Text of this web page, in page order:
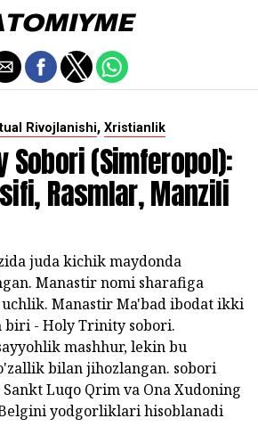
Rivojlanishi, Xristianlik
Sobori (Simferopol):
Rasmlar, Manzili
juda kichik maydonda
Manastir nomi sharafiga
Manastir Ma'bad ibodat ikki
biri - Holy Trinity sobori.
mashhur, lekin bu
bilan jihozlangan. sobori
Luqo Qrim va Ona Xudoning
yodgorliklari hisoblanadi